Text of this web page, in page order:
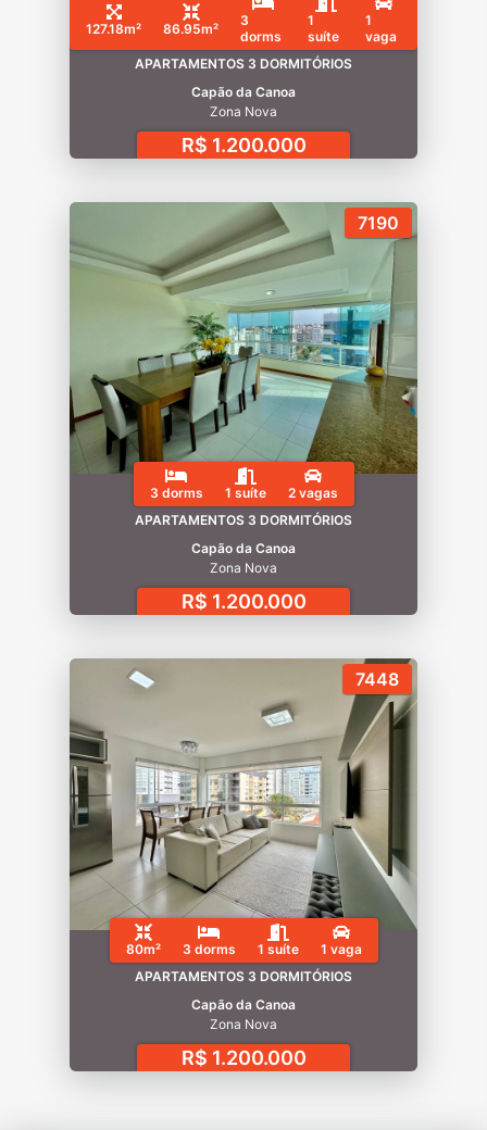
127.18m² 86.95m²
3
dorms
1
suíte
1
vaga
APARTAMENTOS 3 DORMITÓRIOS
Capão da Canoa
Zona Nova
R$ 1.200.000
7190
3 dorms 1 suíte
2 vagas
APARTAMENTOS 3 DORMITÓRIOS
Capão da Canoa
Zona Nova
R$ 1.200.000
7448
80m² 3 dorms 1 suíte
1 vaga
APARTAMENTOS 3 DORMITÓRIOS
Capão da Canoa
Zona Nova
R$ 1.200.000